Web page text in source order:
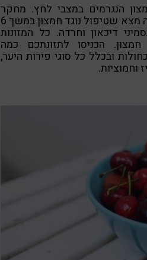
הנגרמים במצבי לחץ. מחקר
שפורסם בעיתון ההודי לפסיכיאטריה מצא שטיפול נוגד חמצון במשך 6
דיכאון וחרדה. כל המזונות
הכניסו לתזונתכם כמה
ובכלל כל סוגי פירות היער,
וחמוציות.